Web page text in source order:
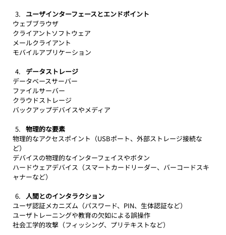
ユーザインターフェースとエンドポイント
ウェブブラウザ
クライアントソフトウェア
メールクライアント
モバイルアプリケーション
データストレージ
データベースサーバー
ファイルサーバー
クラウドストレージ
バックアップデバイスやメディア
物理的な要素
物理的なアクセスポイント（USBポート、外部ストレージ接続な
ど）
デバイスの物理的なインターフェイスやボタン
ハードウェアデバイス（スマートカードリーダー、バーコードスキ
ャナーなど）
人間とのインタラクション
ユーザ認証メカニズム（パスワード、PIN、生体認証など）
ユーザトレーニングや教育の欠如による誤操作
社会工学的攻撃（フィッシング、プリテキストなど）